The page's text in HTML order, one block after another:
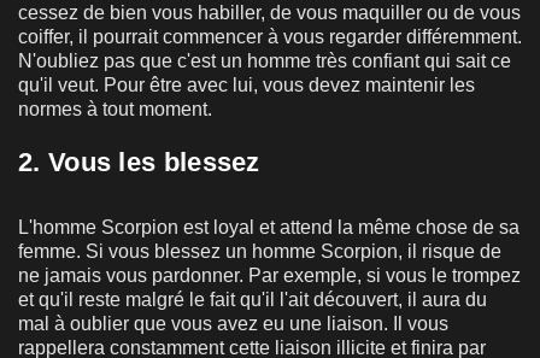
cessez de bien vous habiller, de vous maquiller ou de vous
coiffer, il pourrait commencer à vous regarder différemment.
N'oubliez pas que c'est un homme très confiant qui sait ce
qu'il veut. Pour être avec lui, vous devez maintenir les
normes à tout moment.
2. Vous les blessez
L'homme Scorpion est loyal et attend la même chose de sa
femme. Si vous blessez un homme Scorpion, il risque de
ne jamais vous pardonner. Par exemple, si vous le trompez
et qu'il reste malgré le fait qu'il l'ait découvert, il aura du
mal à oublier que vous avez eu une liaison. Il vous
rappellera constamment cette liaison illicite et finira par